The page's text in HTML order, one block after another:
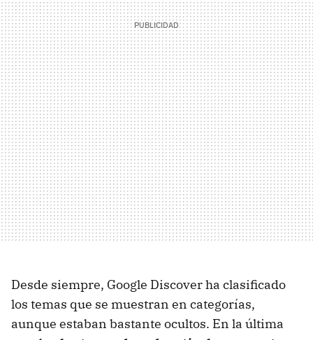
Desde siempre, Google Discover ha clasificado
los temas que se muestran en categorías,
aunque estaban bastante ocultos. En la última